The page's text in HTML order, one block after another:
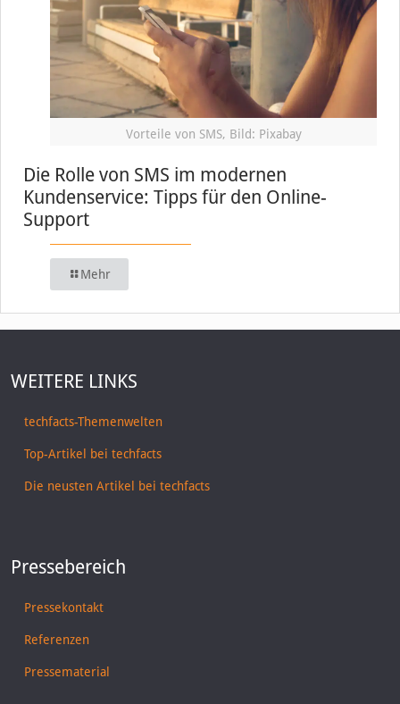
Vorteile von SMS, Bild: Pixabay
Die Rolle von SMS im modernen
Kundenservice: Tipps für den Online-
Support
Mehr
WEITERE LINKS
techfacts-Themenwelten
Top-Artikel bei techfacts
Die neusten Artikel bei techfacts
Pressebereich
Pressekontakt
Referenzen
Pressematerial